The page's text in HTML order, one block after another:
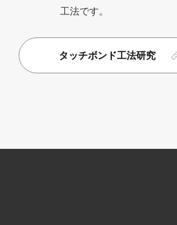
工法です。
タッチボンド工法研究